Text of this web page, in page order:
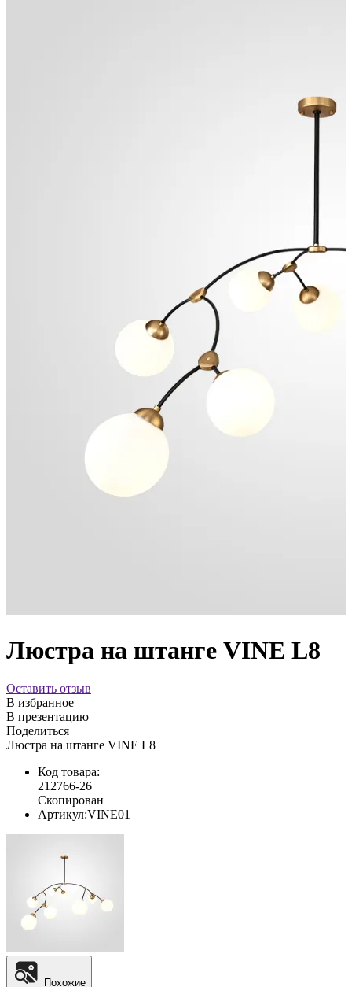
Люстра на штанге VINE L8
Оставить отзыв
В избранное
В презентацию
Поделиться
Люстра на штанге VINE L8
Код товара:
212766-26
Скопирован
Артикул:VINE01
Похожие